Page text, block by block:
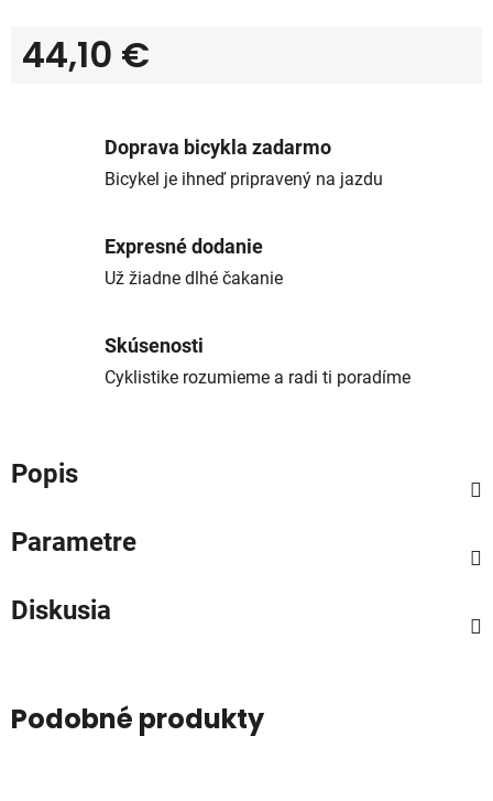
44,10 €
Doprava bicykla zadarmo
Bicykel je ihneď pripravený na jazdu
Expresné dodanie
Už žiadne dlhé čakanie
Skúsenosti
Cyklistike rozumieme a radi ti poradíme
Popis
Parametre
Diskusia
Podobné produkty